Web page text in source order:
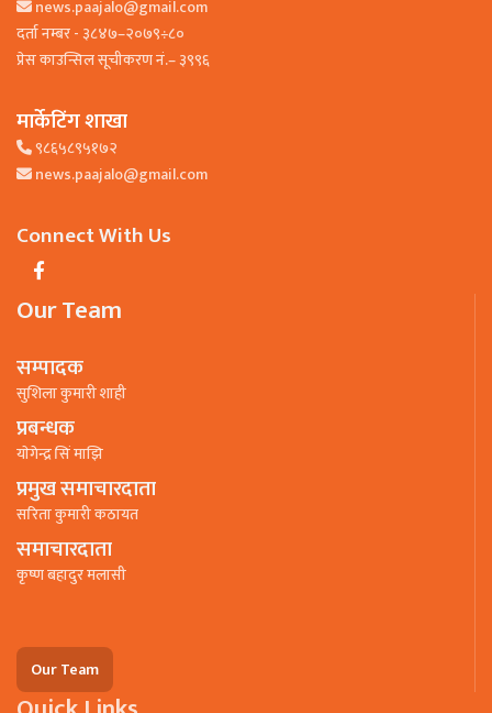
news.paajalo@gmail.com
दर्ता नम्बर - ३८४७–२०७९÷८०
प्रेस काउन्सिल सूचीकरण नं.– ३९९६
मार्केटिंग शाखा
९८६५८९५१७२
news.paajalo@gmail.com
Connect With Us
Our Team
सम्पादक
सुशिला कुमारी शाही
प्रबन्धक
याेगेन्द्र सिं माझि
प्रमुख समाचारदाता
सरिता कुमारी कठायत
समाचारदाता
कृष्ण बहादुर मलासी
Our Team